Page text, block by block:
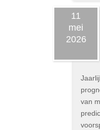
11
mei
2026
van